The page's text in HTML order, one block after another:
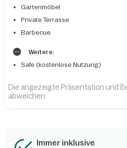
Gartenmöbel
Private Terrasse
Barbecue
Weitere:
Safe (kostenlose Nutzung)
Die angezeigte Präsentation und
abweichen
Immer inklusive